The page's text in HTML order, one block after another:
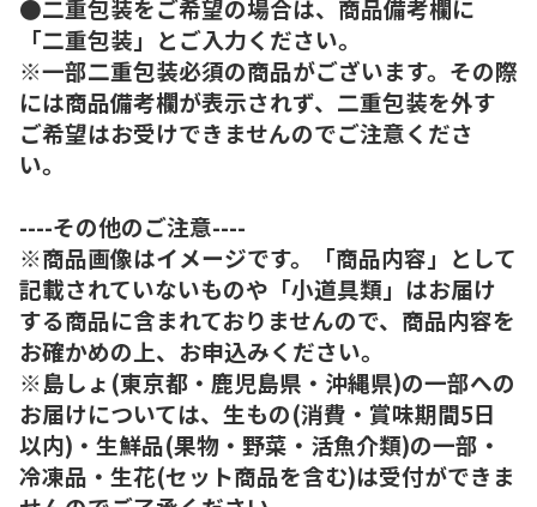
●二重包装をご希望の場合は、商品備考欄に
「二重包装」とご入力ください。
※一部二重包装必須の商品がございます。その際
には商品備考欄が表示されず、二重包装を外す
ご希望はお受けできませんのでご注意くださ
い。
----その他のご注意----
※商品画像はイメージです。「商品内容」として
記載されていないものや「小道具類」はお届け
する商品に含まれておりませんので、商品内容を
お確かめの上、お申込みください。
※島しょ(東京都・鹿児島県・沖縄県)の一部への
お届けについては、生もの(消費・賞味期間5日
以内)・生鮮品(果物・野菜・活魚介類)の一部・
冷凍品・生花(セット商品を含む)は受付ができま